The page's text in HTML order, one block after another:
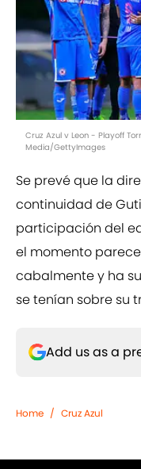
Cruz Azul v Leon - Playoff
Media/GettyImages
Se prevé que la
continuidad de
participación del
el momento
cabalmente y ha
se tenían sobre su
Add us as a
Home / Cruz Azul